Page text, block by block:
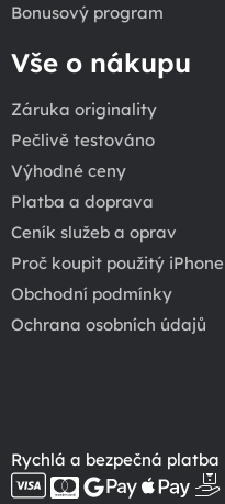
Bonusový program
Vše o nákupu
Záruka originality
Pečlivě testováno
Výhodné ceny
Platba a doprava
Ceník služeb a oprav
Proč koupit použitý iPhone
Obchodní podmínky
Ochrana osobních údajů
Rychlá a bezpečná platba